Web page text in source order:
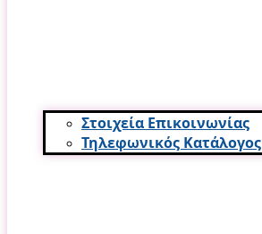
Στοιχεία Επικοινωνίας
Τηλεφωνικός Κατάλογος